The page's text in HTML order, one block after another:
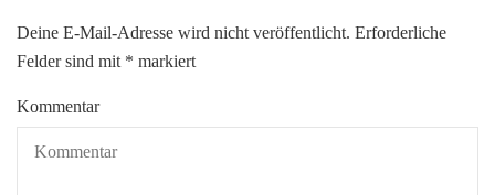
Deine E-Mail-Adresse wird nicht veröffentlicht. Erforderliche
Felder sind mit * markiert
Kommentar